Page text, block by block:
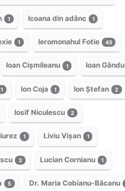
1 Icoana din adânc 1
1 Ieromonahul Fotie 45
Ioan Cișmileanu 1 Ioan Gându
1 Ion Coja 1 Ion Ștefan 2
Iosif Niculescu 2
1 Liviu Vișan 1
3 Lucian Cornianu 1
5 Dr. Maria Cobianu-Băcanu